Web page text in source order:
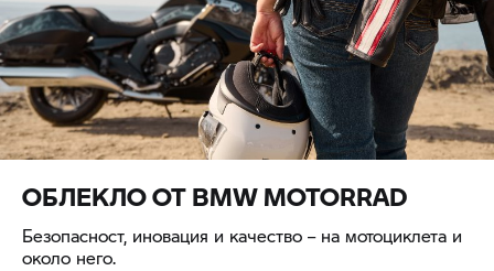
Roadster
Heritage
Urban Mobility
ОБЛЕКЛО ОТBMW MOTORRAD
Безопасност, иновация и качество – на мотоциклета и
около него.